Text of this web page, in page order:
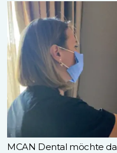
MCAN Dental möchte